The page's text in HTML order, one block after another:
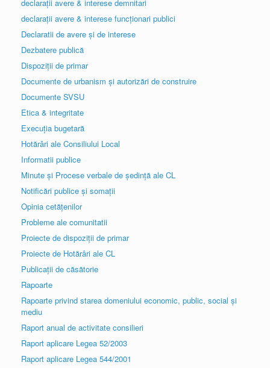
declarații avere & interese demnitari
declarații avere & interese funcționari publici
Declaratii de avere și de interese
Dezbatere publică
Dispoziții de primar
Documente de urbanism și autorizări de construire
Documente SVSU
Etica & integritate
Execuția bugetară
Hotărâri ale Consiliului Local
Informatii publice
Minute și Procese verbale de ședință ale CL
Notificări publice și somații
Opinia cetățenilor
Probleme ale comunitatii
Proiecte de dispoziții de primar
Proiecte de Hotărâri ale CL
Publicații de căsătorie
Rapoarte
Rapoarte privind starea domeniului economic, public, social și
mediu
Raport anual de activitate consilieri
Raport aplicare Legea 52/2003
Raport aplicare Legea 544/2001